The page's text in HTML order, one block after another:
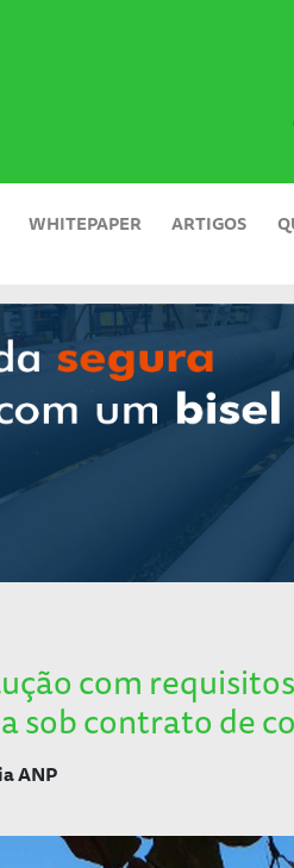
WHITEPAPER ARTIGOS
com
sob contrato de
ANP